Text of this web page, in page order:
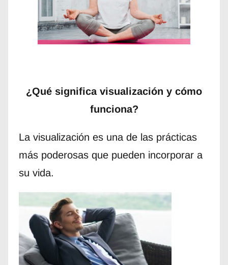
¿Qué significa visualización y cómo
funciona?
La visualización es una de las prácticas
más poderosas que pueden incorporar a
su vida.